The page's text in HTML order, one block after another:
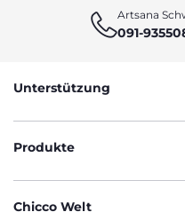
Artsana
091-
Unterstützung
Produkte
Chicco Welt